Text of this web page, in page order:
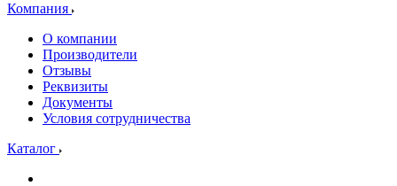
Компания
О компании
Производители
Отзывы
Реквизиты
Документы
Условия сотрудничества
Каталог